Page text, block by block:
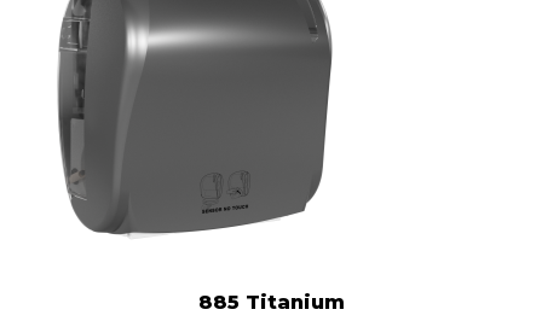
885 Titanium